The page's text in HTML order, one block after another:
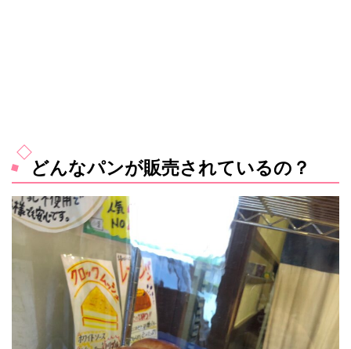
どんなパンが販売されているの？